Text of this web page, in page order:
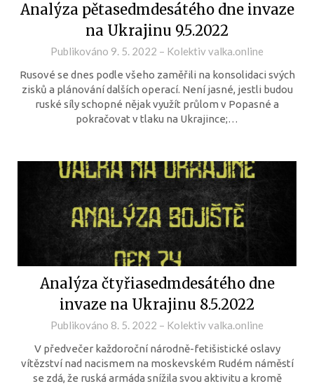
Analýza pětasedmdesátého dne invaze
na Ukrajinu 9.5.2022
Publikováno 9. 5. 2022 – Kolektiv valka.online
Rusové se dnes podle všeho zaměřili na konsolidaci svých
zisků a plánování dalších operací. Není jasné, jestli budou
ruské síly schopné nějak využít průlom v Popasné a
pokračovat v tlaku na Ukrajince;…
Analýza čtyřiasedmdesátého dne
invaze na Ukrajinu 8.5.2022
Publikováno 8. 5. 2022 – Kolektiv valka.online
V předvečer každoroční národně-fetišistické oslavy
vítězství nad nacismem na moskevském Rudém náměstí
se zdá, že ruská armáda snížila svou aktivitu a kromě